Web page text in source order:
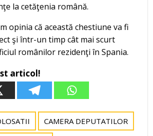
la cetăţenia română.
opinia că această chestiune va fi
şi într-un timp cât mai scurt
românilor rezidenţi în Spania.
articol!
CAMERA DEPUTATILOR